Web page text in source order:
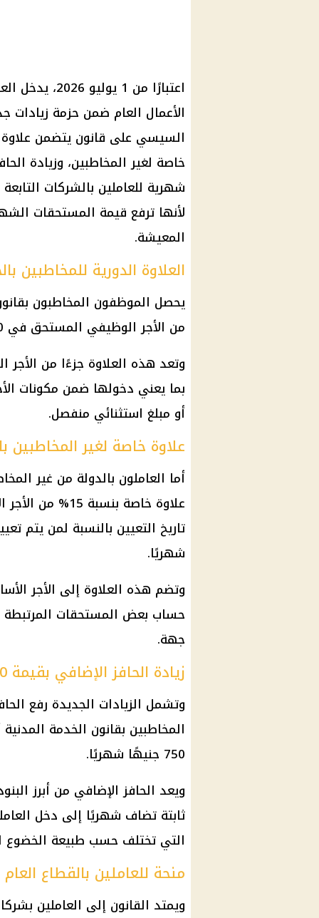
اعتبارًا من 1
الأعمال العام ضمن حزمة
السيسي على قانون يتضمن علاوة
خاصة لغير المخاطبين، وزيادة
شهرية للعاملين بالشركات
لأنها ترفع قيمة المستحقات
المعيشة.
العلاوة الدورية للمخاطبين
من الأجر الوظيفي المستحق في 30 يونيو 2026، بحد أدنى 150 جنيهًا شهريًا.
بما يعني دخولها ضمن مكونات
أو مبلغ استثنائي منفصل.
علاوة خاصة لغير المخاطبين
أما العاملون بالدولة من غير
شهريًا.
وتضم هذه العلاوة إلى الأجر
حساب بعض المستحقات المرتبطة
جهة.
زيادة الحافز الإضافي بقيمة 750 جنيهًا
وتشمل الزيادات الجديدة رفع
المخاطبين بقانون الخدمة
750 جنيهًا شهريًا.
ويعد الحافز الإضافي من أبرز
ثابتة تضاف شهريًا إلى دخل
التي تختلف حسب طبيعة الخضوع
منحة للعاملين بالقطاع
ويمتد القانون إلى العاملين